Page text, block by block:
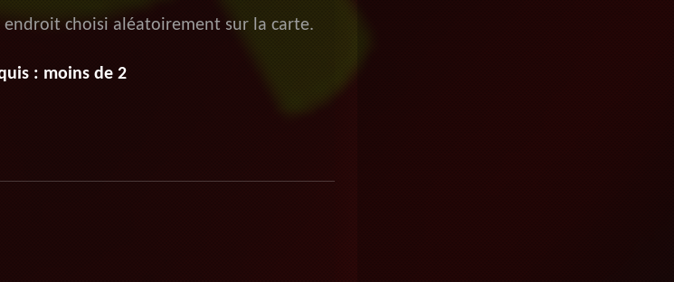
choisi aléatoirement sur la carte.
: moins de 2